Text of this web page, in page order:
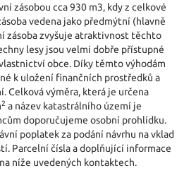
zásobou cca 930 m3, kdy z celkové
vedena jako předmýtní (hlavně
zásoba zvyšuje atraktivnost těchto
lesy jsou velmi dobře přístupné
obce. Díky těmto výhodám
k uložení finančních prostředků a
Celková výměra, která je určena
2 a název katastrálního území je
doporučujeme osobní prohlídku.
poplatek za podání návrhu na vklad
Parcelní čísla a doplňující informace
níže uvedených kontaktech.